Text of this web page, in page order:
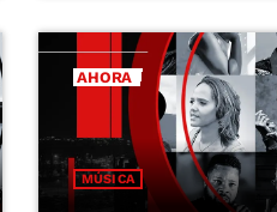
AHORA
MÚSICA